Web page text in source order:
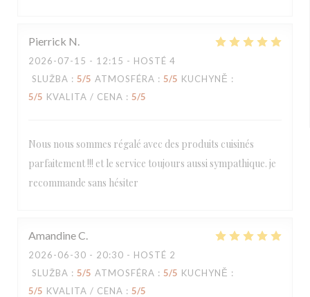
Pierrick N
2026-07-15 - 12:15 - HOSTÉ 4
SLUŽBA : 5/5 ATMOSFÉRA : 5/5 KUCHYNĚ :
5/5 KVALITA / CENA : 5/5
Nous nous sommes régalé avec des produits cuisinés
parfaitement !!! et le service toujours aussi sympathique. je
recommande sans hésiter
AmandineC
2026-06-30 - 20:30 - HOSTÉ 2
SLUŽBA : 5/5 ATMOSFÉRA : 5/5 KUCHYNĚ :
5/5 KVALITA / CENA : 5/5